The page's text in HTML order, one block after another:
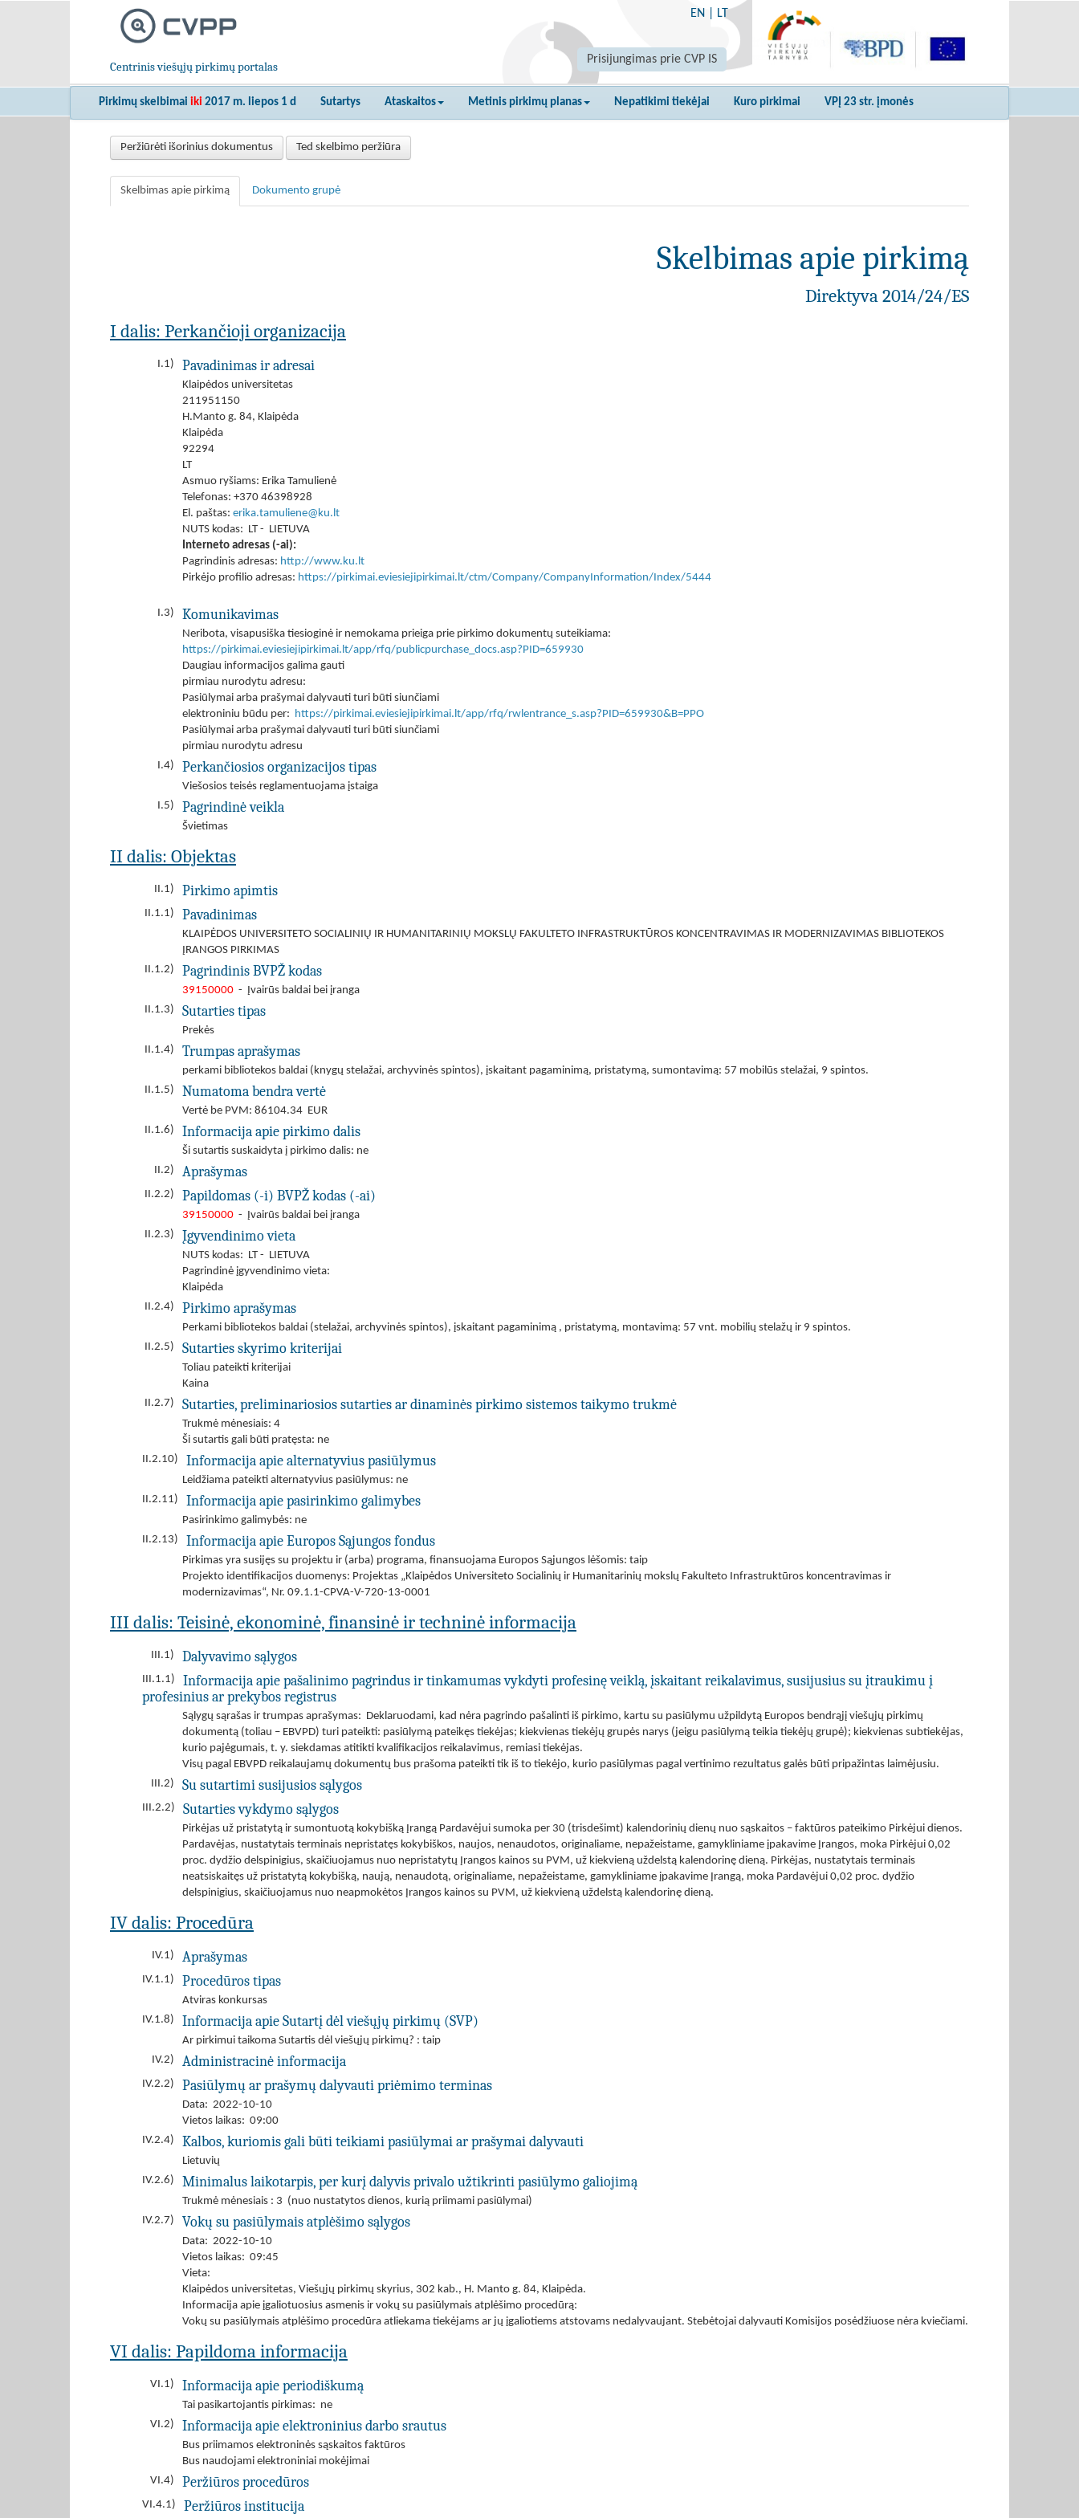
Centrinis viešųjų pirkimų portalas
EN LT
Prisijungimas prie CVP IS
Pirkimų skelbimai iki 2017 m. liepos 1 d Sutartys Ataskaitos Metinis pirkimų planas Nepatikimi tiekėjai Kuro pirkimai VPĮ 23 str. įmonės
Peržiūrėti išorinius dokumentus Ted skelbimo peržiūra
Skelbimas apie pirkimą Dokumento grupė
Skelbimas apie pirkimą
Direktyva 2014/24/ES
I dalis: Perkančioji organizacija
I.1) Pavadinimas ir adresai
Klaipėdos universitetas
211951150
H.Manto g. 84, Klaipėda
Klaipėda
92294
LT
Asmuo ryšiams: Erika Tamulienė
Telefonas: +370 46398928
El. paštas: erika.tamuliene@ku.lt
NUTS kodas: LT - LIETUVA
Interneto adresas (-ai):
Pagrindinis adresas: http://www.ku.lt
Pirkėjo profilio adresas: https://pirkimai.eviesiejipirkimai.lt/ctm/Company/CompanyInformation/Index/5444
I.3) Komunikavimas
Neribota, visapusiška tiesioginė ir nemokama prieiga prie pirkimo dokumentų suteikiama:
https://pirkimai.eviesiejipirkimai.lt/app/rfq/publicpurchase_docs.asp?PID=659930
Daugiau informacijos galima gauti
pirmiau nurodytu adresu:
Pasiūlymai arba prašymai dalyvauti turi būti siunčiami
elektroniniu būdu per: https://pirkimai.eviesiejipirkimai.lt/app/rfq/rwlentrance_s.asp?PID=659930&B=PPO
Pasiūlymai arba prašymai dalyvauti turi būti siunčiami
pirmiau nurodytu adresu
I.4)
Perkančiosios organizacijos tipas
Viešosios teisės reglamentuojama įstaiga
I.5)
Pagrindinė veikla
Švietimas
II dalis: Objektas
II.1) Pirkimo apimtis
II.1.1) Pavadinimas
KLAIPĖDOS UNIVERSITETO SOCIALINIŲ IR HUMANITARINIŲ MOKSLŲ FAKULTETO INFRASTRUKTŪROS KONCENTRAVIMAS IR MODERNIZAVIMAS BIBLIOTEKOS
ĮRANGOS PIRKIMAS
II.1.2)
Pagrindinis BVPŽ kodas
39150000 - Įvairūs baldai bei įranga
II.1.3)
Sutarties tipas
Prekės
II.1.4)
Trumpas aprašymas
perkami bibliotekos baldai (knygų stelažai, archyvinės spintos), įskaitant pagaminimą, pristatymą, sumontavimą: 57 mobilūs stelažai, 9 spintos.
II.1.5)
Numatoma bendra vertė
Vertė be PVM: 86104.34 EUR
II.1.6)
Informacija apie pirkimo dalis
Ši sutartis suskaidyta į pirkimo dalis: ne
II.2)
Aprašymas
II.2.2) Papildomas (-i) BVPŽ kodas (-ai)
39150000 - Įvairūs baldai bei įranga
II.2.3)
Įgyvendinimo vieta
NUTS kodas: LT - LIETUVA
Pagrindinė įgyvendinimo vieta:
Klaipėda
II.2.4)
Pirkimo aprašymas
Perkami bibliotekos baldai (stelažai, archyvinės spintos), įskaitant pagaminimą , pristatymą, montavimą: 57 vnt. mobilių stelažų ir 9 spintos.
II.2.5)
Sutarties skyrimo kriterijai
Toliau pateikti kriterijai
Kaina
II.2.7)
Sutarties, preliminariosios sutarties ar dinaminės pirkimo sistemos taikymo trukmė
Trukmė mėnesiais: 4
Ši sutartis gali būti pratęsta: ne
II.2.10)
Informacija apie alternatyvius pasiūlymus
Leidžiama pateikti alternatyvius pasiūlymus: ne
II.2.11)
Informacija apie pasirinkimo galimybes
Pasirinkimo galimybės: ne
II.2.13)
Informacija apie Europos Sąjungos fondus
Pirkimas yra susijęs su projektu ir (arba) programa, finansuojama Europos Sąjungos lėšomis: taip
Projekto identifikacijos duomenys: Projektas „Klaipėdos Universiteto Socialinių ir Humanitarinių mokslų Fakulteto Infrastruktūros koncentravimas ir
modernizavimas“, Nr. 09.1.1-CPVA-V-720-13-0001
III dalis: Teisinė, ekonominė, finansinė ir techninė informacija
III.1) Dalyvavimo sąlygos
III.1.1)
Informacija apie pašalinimo pagrindus ir tinkamumas vykdyti profesinę veiklą, įskaitant reikalavimus, susijusius su įtraukimu į
profesinius ar prekybos registrus
Sąlygų sąrašas ir trumpas aprašymas: Deklaruodami, kad nėra pagrindo pašalinti iš pirkimo, kartu su pasiūlymu užpildytą Europos bendrąjį viešųjų pirkimų
dokumentą (toliau – EBVPD) turi pateikti: pasiūlymą pateikęs tiekėjas; kiekvienas tiekėjų grupės narys (jeigu pasiūlymą teikia tiekėjų grupė); kiekvienas subtiekėjas,
kurio pajėgumais, t. y. siekdamas atitikti kvalifikacijos reikalavimus, remiasi tiekėjas.
Visų pagal EBVPD reikalaujamų dokumentų bus prašoma pateikti tik iš to tiekėjo, kurio pasiūlymas pagal vertinimo rezultatus galės būti pripažintas laimėjusiu.
III.2)
Su sutartimi susijusios sąlygos
III.2.2) Sutarties vykdymo sąlygos
Pirkėjas už pristatytą ir sumontuotą kokybišką Įrangą Pardavėjui sumoka per 30 (trisdešimt) kalendorinių dienų nuo sąskaitos – faktūros pateikimo Pirkėjui dienos.
Pardavėjas, nustatytais terminais nepristatęs kokybiškos, naujos, nenaudotos, originaliame, nepažeistame, gamykliniame įpakavime Įrangos, moka Pirkėjui 0,02
proc. dydžio delspinigius, skaičiuojamus nuo nepristatytų Įrangos kainos su PVM, už kiekvieną uždelstą kalendorinę dieną. Pirkėjas, nustatytais terminais
neatsiskaitęs už pristatytą kokybišką, naują, nenaudotą, originaliame, nepažeistame, gamykliniame įpakavime Įrangą, moka Pardavėjui 0,02 proc. dydžio
delspinigius, skaičiuojamus nuo neapmokėtos Įrangos kainos su PVM, už kiekvieną uždelstą kalendorinę dieną.
IV dalis: Procedūra
IV.1) Aprašymas
IV.1.1) Procedūros tipas
Atviras konkursas
IV.1.8)
Informacija apie Sutartį dėl viešųjų pirkimų (SVP)
Ar pirkimui taikoma Sutartis dėl viešųjų pirkimų? : taip
IV.2)
Administracinė informacija
IV.2.2) Pasiūlymų ar prašymų dalyvauti priėmimo terminas
Data: 2022-10-10
Vietos laikas: 09:00
IV.2.4)
Kalbos, kuriomis gali būti teikiami pasiūlymai ar prašymai dalyvauti
Lietuvių
IV.2.6)
Minimalus laikotarpis, per kurį dalyvis privalo užtikrinti pasiūlymo galiojimą
Trukmė mėnesiais : 3 (nuo nustatytos dienos, kurią priimami pasiūlymai)
IV.2.7)
Vokų su pasiūlymais atplėšimo sąlygos
Data: 2022-10-10
Vietos laikas: 09:45
Vieta:
Klaipėdos universitetas, Viešųjų pirkimų skyrius, 302 kab., H. Manto g. 84, Klaipėda.
Informacija apie įgaliotuosius asmenis ir vokų su pasiūlymais atplėšimo procedūrą:
Vokų su pasiūlymais atplėšimo procedūra atliekama tiekėjams ar jų įgaliotiems atstovams nedalyvaujant. Stebėtojai dalyvauti Komisijos posėdžiuose nėra kviečiami.
VI dalis: Papildoma informacija
VI.1) Informacija apie periodiškumą
Tai pasikartojantis pirkimas: ne
VI.2)
Informacija apie elektroninius darbo srautus
Bus priimamos elektroninės sąskaitos faktūros
Bus naudojami elektroniniai mokėjimai
VI.4)
Peržiūros procedūros
VI.4.1) Peržiūros institucija